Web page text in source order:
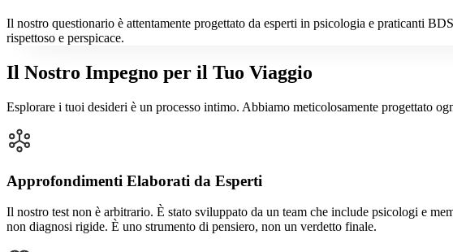
Il nostro questionario è attentamente progettato da esperti in psicologia e praticanti
rispettoso e perspicace.
Il Nostro Impegno per il Tuo Viaggio
Esplorare i tuoi desideri è un processo intimo. Abbiamo meticolosamente progettato
Approfondimenti Elaborati da Esperti
Il nostro test non è arbitrario. È stato sviluppato da un team che include psicologi e
non diagnosi rigide. È uno strumento di pensiero, non un verdetto finale.